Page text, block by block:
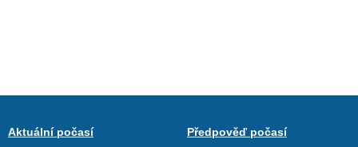
Aktuální počasí
Předpověď počasí